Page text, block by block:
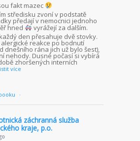
fakt mazec
středisku zvoní v podstatě
předají v nemocnici jednoho
hned
vyrážejí za dalším.
den přesahuje dvě stovky.
alergické reakce po bodnutí
dnešního rána jich už bylo šest),
nehody. Dusné počasí si vybírá
zhoršených interních
více
·
záchranná služba
kraje, p.o.